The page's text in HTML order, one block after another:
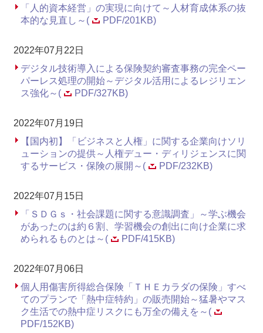
「人的資本経営」の実現に向けて～人材育成体系の抜
本的な見直し～(
PDF/201KB)
2022年07月22日
デジタル技術導入による保険契約審査事務の完全ペー
パーレス処理の開始～デジタル活用によるレジリエン
ス強化～(
PDF/327KB)
2022年07月19日
【国内初】「ビジネスと人権」に関する企業向けソリ
ューションの提供～人権デュー・ディリジェンスに関
するサービス・保険の展開～(
PDF/232KB)
2022年07月15日
「ＳＤＧｓ・社会課題に関する意識調査」～学ぶ機会
があったのは約６割、学習機会の創出に向け企業に求
められるものとは～(
PDF/415KB)
2022年07月06日
個人用傷害所得総合保険「ＴＨＥカラダの保険」すべ
てのプランで「熱中症特約」の販売開始～猛暑やマス
ク生活での熱中症リスクにも万全の備えを～(
PDF/152KB)